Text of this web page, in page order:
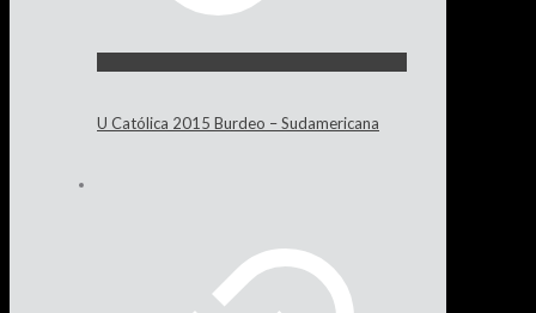
U Católica 2015 Burdeo – Sudamericana